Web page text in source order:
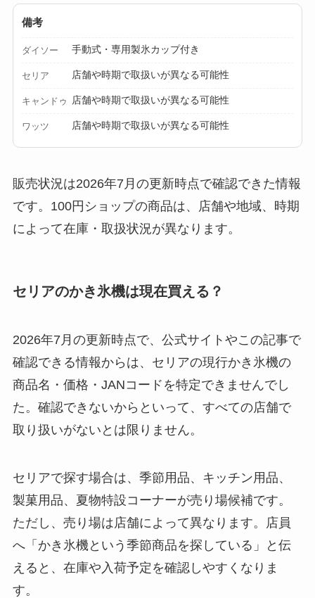
セリア等でテントロ
買える？人気アイテ
ムと選び方のコツを
【100均】ダイソー/
る？選び方＆活用
法！
備考
ダイソー 手動式・専用製氷カップ付き
セリア 店舗や時期で取扱いが異なる可能性
キャンドゥ 店舗や時期で取扱いが異なる可能性
ワッツ 店舗や時期で取扱いが異なる可能性
販売状況は2026年7月の更新時点で確認できた情報
です。100円ショップの商品は、店舗や地域、時期
によって在庫・取扱状況が異なります。
セリアのかき氷機は現在買える？
2026年7月の更新時点で、公式サイトやこの記事で
確認できる情報からは、セリアの現行かき氷機の
商品名・価格・JANコードを特定できませんでし
た。確認できないからといって、すべての店舗で
取り扱いがないとは限りません。
セリアで探す場合は、季節用品、キッチン用品、
製菓用品、夏物特設コーナーが売り場候補です。
ただし、売り場は店舗によって異なります。店員
へ「かき氷機という季節商品を探している」と伝
えると、在庫や入荷予定を確認しやすくなりま
す。